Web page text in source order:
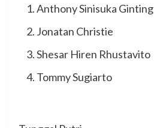
Anthony Sinisuka Ginting
Jonatan Christie
Shesar Hiren Rhustavito
Tommy Sugiarto